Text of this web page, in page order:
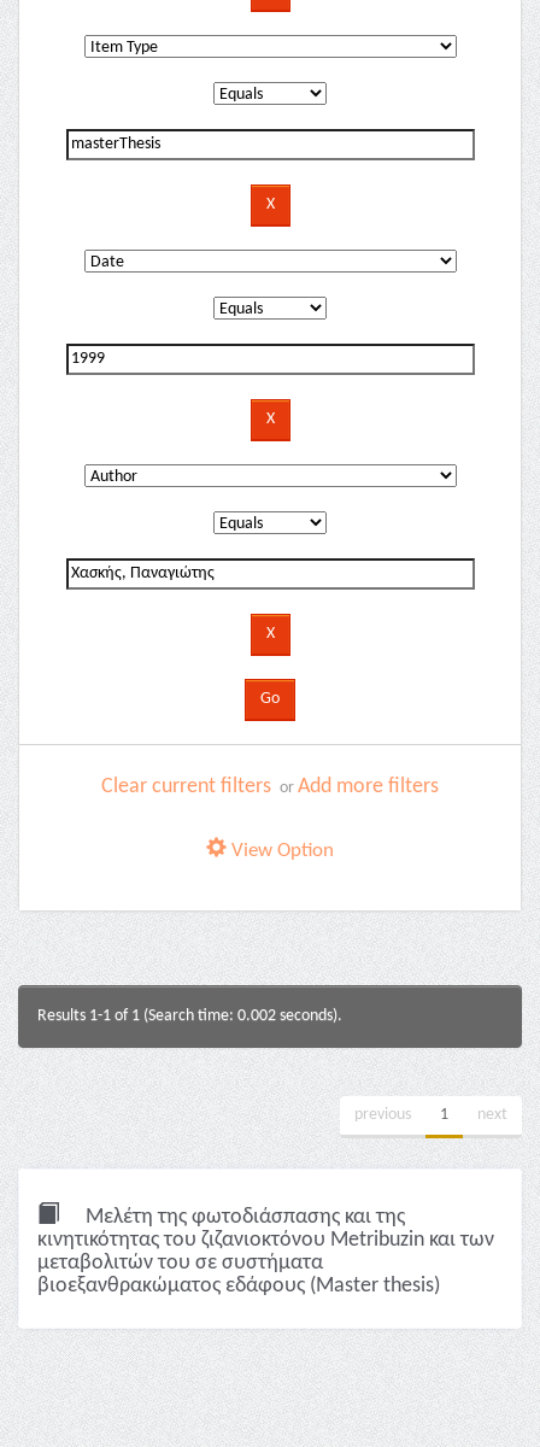
Clear current filters or Add more filters
View Option
Results 1-1 of 1 (Search time: 0.002 seconds).
previous 1 next
Μελέτη της φωτοδιάσπασης και της
κινητικότητας του ζιζανιοκτόνου Metribuzin και των
μεταβολιτών του σε συστήματα
βιοεξανθρακώματος εδάφους (Master thesis)